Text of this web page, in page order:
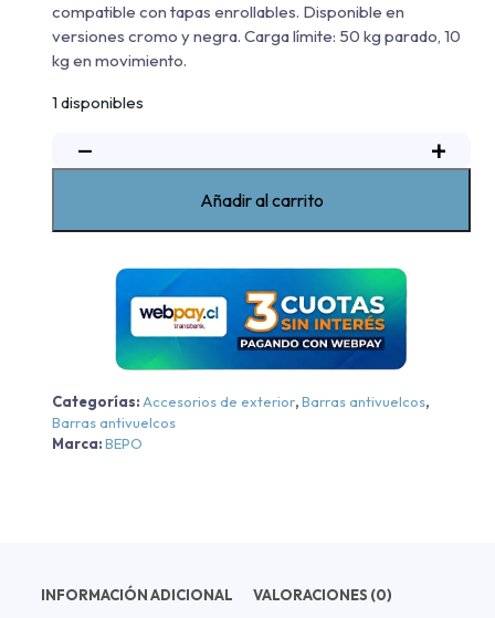
compatible con tapas enrollables. Disponible en
versiones cromo y negra. Carga límite: 50 kg parado, 10
kg en movimiento.
1 disponibles
−
Sobre
Elegance
Bepo
Chevrolet
New
Silverado
-
Negra
+
Añadir al carrito
Categorías: Accesorios de exterior,Barras antivuelcos,
Barras antivuelcos
Marca:BEPO
INFORMACIÓN ADICIONAL VALORACIONES (0)